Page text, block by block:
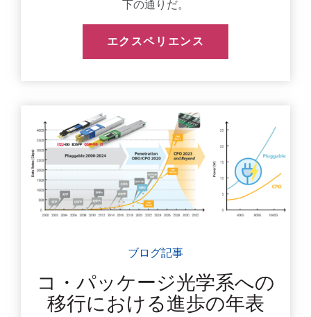
下の通りだ。
エクスペリエンス
ブログ記事
コ・パッケージ光学系への
移行における進歩の年表